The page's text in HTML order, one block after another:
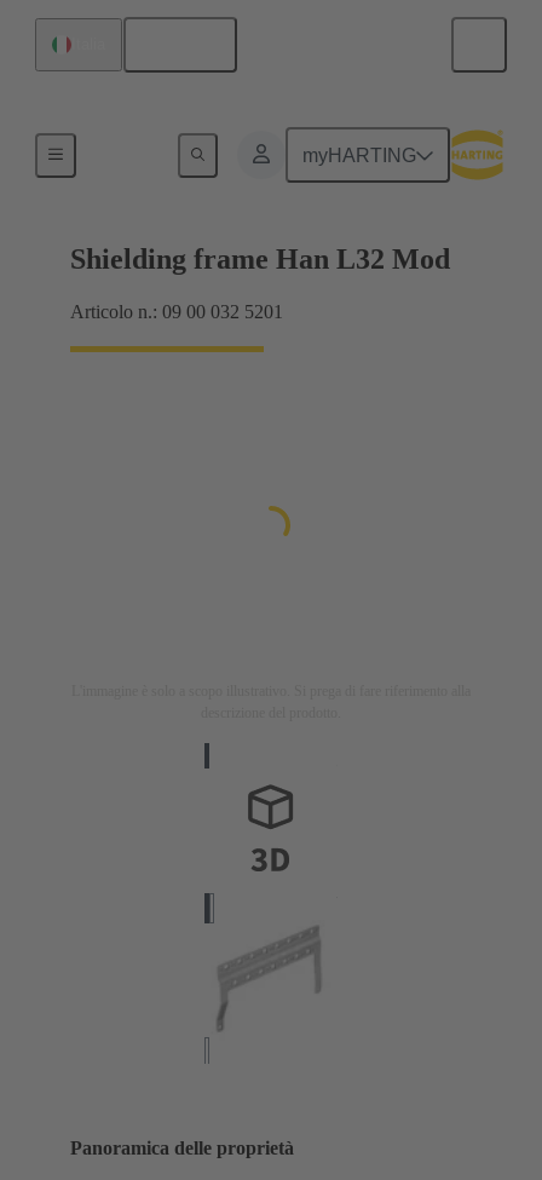
myHARTING
Shielding frame Han L32 Mod
Articolo n.: 09 00 032 5201
Panoramica delle proprietà